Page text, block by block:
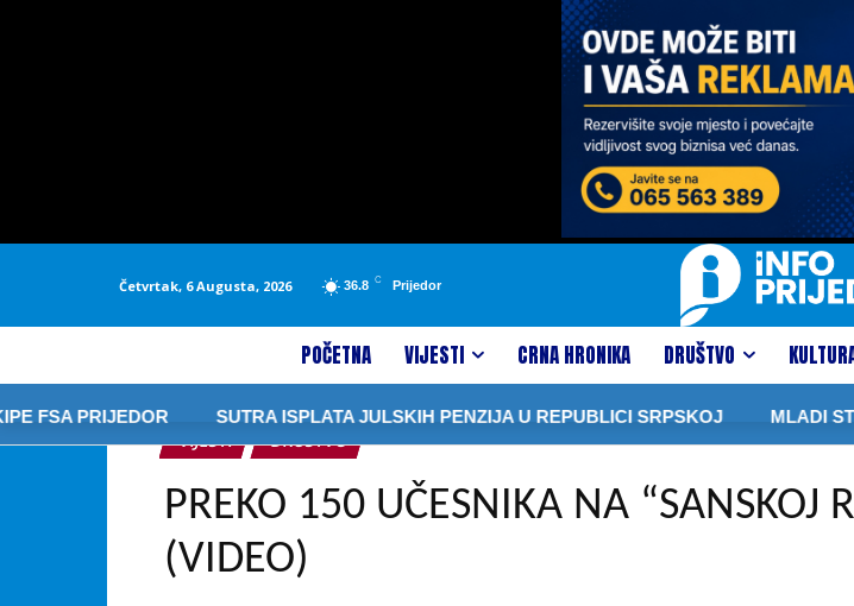
Četvrtak, 6 Augusta, 2026 36.8 C Prijedor
POČETNA VIJESTI CRNA HRONIKA DRUŠTVO
SUTRA ISPLATA JULSKIH PENZIJA U REPUBLICI SRPSKOJ MLADI
VIJESTI DRUŠTVO
PREKO 150 UČESNIKA NA “SANSKOJ
(VIDEO)